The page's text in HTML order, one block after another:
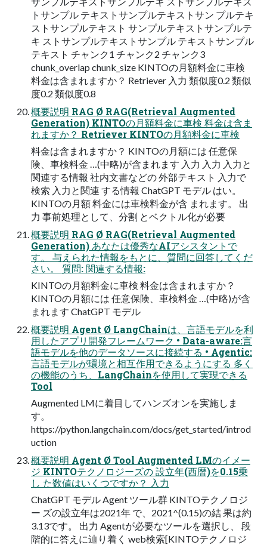
トサンプル テキストサンプルテキストサン プルテキ
ストサンプルテキスト サンプルテキストサンプルテ
キ ストサンプルテキストサンプル テキストサンプル
テキスト チャンク1 チャンク2 チャンク3
chunk_overlap chunk_size KINTOの⽉額料⾦に⾞検
料⾦は含まれますか？ Retriever ⼊⼒ 類似度0.2 類似
度0.2 類似度0.8
概要説明 RAG Ø RAG(Retrieval Augmented
Generation) KINTOの⽉額料⾦に⾞検 料⾦は含ま
れますか？ Retriever KINTOの⽉額料⾦に⾞検
料⾦は含まれますか？ KINTOの⽉額には 任意保
険、⾞検料⾦ …(中略)が含まれます ⼊⼒ ⼊⼒ ⼊⼒と
関連する情報 社内⽂書などの 外部テキスト ⼊⼒で
検索 ⼊⼒と関連 する情報 ChatGPT モデル はい。
KINTOの⽉額 料⾦には⾞検料⾦が含 まれます。 出
⼒ 事前処理として、分割 とベクトル化が必要
概要説明 RAG Ø RAG(Retrieval Augmented
Generation) あなたは優秀なAIアシスタントで
す。 与えられた情報をもとに、質問に回答してくだ
さい。 質問: 関連する情報:
KINTOの⽉額料⾦に⾞検 料⾦は含まれますか？
KINTOの⽉額には 任意保険、⾞検料⾦ …(中略)が含
まれます ChatGPT モデル
概要説明 Agent Ø LangChainは、⾔語モデルを利
⽤したアプリ開発フレームワーク • Data-aware:⾔
語モデルを他のデータソースに接続する • Agentic:
⾔語モデルが環境と相互作⽤できるようにする 多く
の機能のうち、LangChainを使⽤して実現できる
Tool
Augmented LMに着⽬してハンズオンを実施しま
す。
https://python.langchain.com/docs/get_started/introd
uction
概要説明 Agent Ø Tool Augmented LMのイメー
ジ KINTOテクノロジーズの 設⽴年(⻄暦)を0.15乗
し た数値はいくつですか？ ⼊⼒
ChatGPT モデル Agent ツール群 KINTOテクノロジ
ー ズの設⽴年は2021年 で、2021^(0.15)の結 果は約
3.13です。 出⼒ Agentが必要なツールを選択し、 段
階的に答えに辿り着く web検索[KINTOテクノロジ